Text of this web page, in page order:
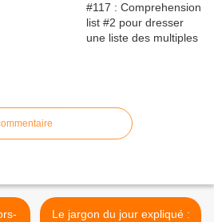
Le jargon du jour expliqué :